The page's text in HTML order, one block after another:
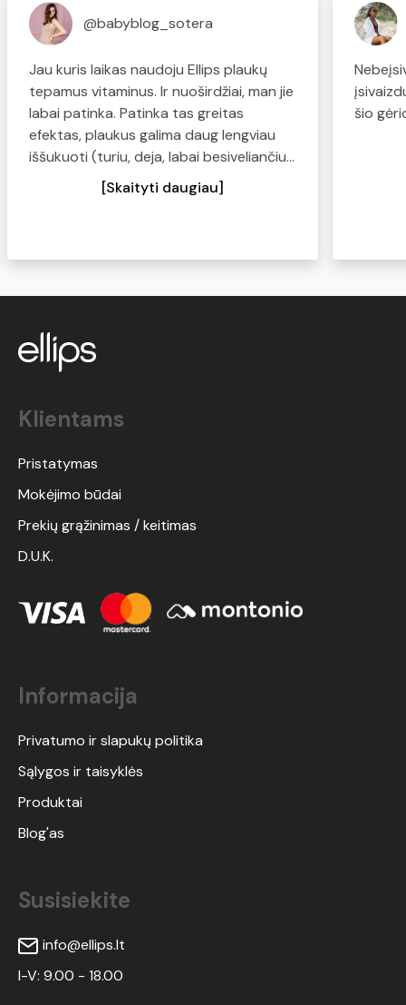
@babyblog_sotera
Jau kuris laikas naudoju Ellips plaukų
tepamus vitaminus. Ir nuoširdžiai, man jie
labai patinka. Patinka tas greitas
efektas, plaukus galima daug lengviau
iššukuoti (turiu, deja, labai besiveliančius,
sausus plaukus), plaukai tampa švelnūs
ir minkšti. Kas turite panašių problemų -
[Skaityti daugiau]
šio
Klientams
Pristatymas
Mokėjimo būdai
Prekių grąžinimas / keitimas
D.U.K.
Informacija
Privatumo ir slapukų politika
Sąlygos ir taisyklės
Produktai
Blog'as
Susisiekite
info@ellips.lt
I-V: 9.00 - 18.00